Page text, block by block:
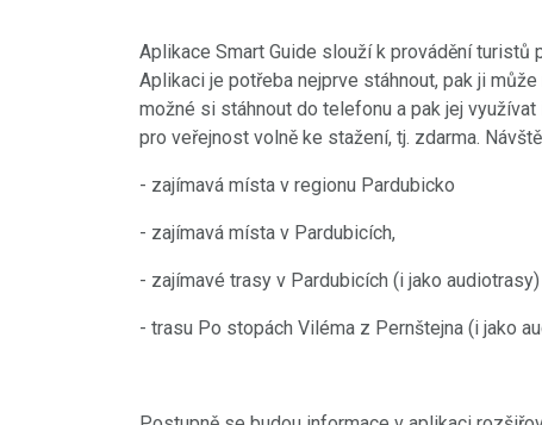
Aplikace Smart Guide slouží k provádění
Aplikaci je potřeba nejprve stáhnout, pak ji
možné si stáhnout do telefonu a pak jej
pro veřejnost volně ke stažení, tj. zdarma.
- zajímavá místa v regionu Pardubicko
- zajímavá místa v Pardubicích,
- zajímavé trasy v Pardubicích (i jako audiotrasy)
- trasu Po stopách Viléma z Pernštejna (i jako